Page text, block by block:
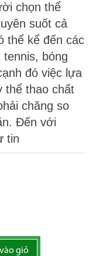
chọn thể
suốt cả
thể kể đến các
bóng
đó việc lựa
thể thao chất
chăng so
Đến với
tin
giỏ